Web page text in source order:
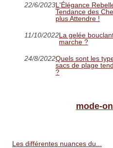
22/6/2023L'Élégance
Tendance des
plus Attendre !
11/10/2022La gelée
marche ?
24/8/2022Quels sont les
sacs de plage
?
mode-
Les différentes nuances du...